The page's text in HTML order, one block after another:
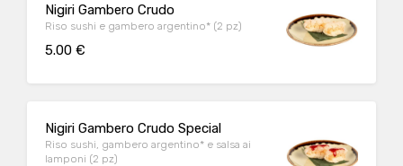
Nigiri Gambero Crudo
Riso sushi e gambero argentino* (2 pz)
5.00 €
Nigiri Gambero Crudo Special
Riso sushi, gambero argentino* e salsa ai
lamponi (2 pz)